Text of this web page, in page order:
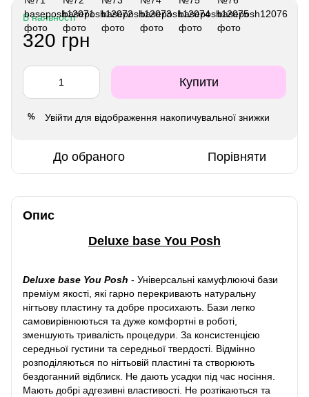
В наявності
320 грн
Купити
% Увійти для відображення накопичувальної знижки
До обраного Порівняти
Опис
Deluxe base You Posh
Deluxe base You Posh - Універсальні камуфлюючі бази
преміум якості, які гарно перекривають натуральну
нігтьову пластину та добре просихають. Бази легко
самовирівнюються та дуже комфортні в роботі,
зменшують тривалість процедури. За консистенцією
середньої густини та середньої твердості. Відмінно
розподіляються по нігтьовій пластині та створюють
бездоганний відблиск. Не дають усадки під час носіння.
Мають добрі адгезивні властивості. Не розтікаються та